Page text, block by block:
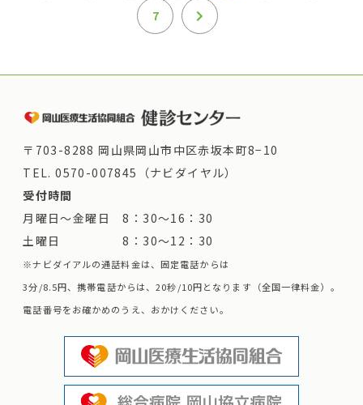
7
〒703-8288 岡山県岡山市中区赤坂本町8−10
TEL.0570-007845（ナビダイヤル）
受付時間
月曜日～金曜日 8：30～16：30
土曜日 8：30～12：30
※ナビダイアルの通話料金は、固定電話からは
3分/8.5円、携帯電話からは、20秒/10円となります（全国一律料金）。
電話番号をお確かめのうえ、おかけください。